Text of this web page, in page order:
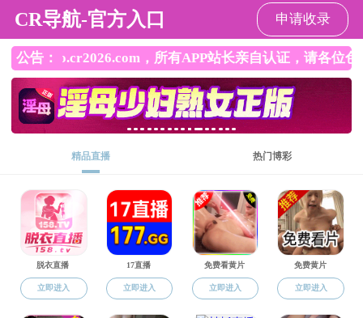
永利娱乐场
永利娱乐场 民政动态 政府信息公开
专题专栏 专题专栏